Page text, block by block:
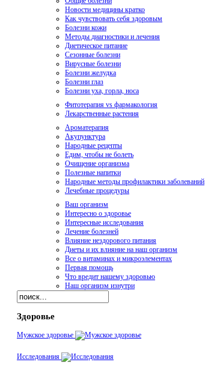
Новости медицины кратко
Как чувствовать себя здоровым
Болезни кожи
Методы диагностики и лечения
Диетическое питание
Сезонные болезни
Вирусные болезни
Болезни желудка
Болезни глаз
Болезни уха, горла, носа
Фитотерапия vs фармакология
Лекарственные растения
Ароматерапия
Акупунктура
Народные рецепты
Едим, чтобы не болеть
Очищение организма
Полезные напитки
Народные методы профилактики заболеваний
Лечебные процедуры
Ваш организм
Интересно о здоровье
Интересные исследования
Лечение болезней
Влияние нездорового питания
Диеты и их влияние на наш организм
Все о витаминах и микроэлементах
Первая помощь
Что вредит нашему здоровью
Наш организм изнутри
Здоровье
Мужское здоровье
Исследования